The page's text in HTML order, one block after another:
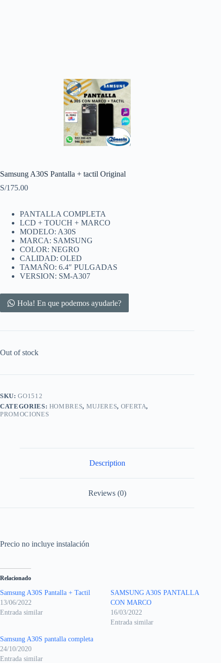
Samsung A30S Pantalla + tactil Original
S/175.00
PANTALLA COMPLETA
LCD + TOUCH + MARCO
MODELO: A30S
MARCA: SAMSUNG
COLOR: NEGRO
CALIDAD: OLED
TAMAÑO: 6.4″ PULGADAS
VERSION: SM-A307
Hola! En que podemos ayudarle?
Out of stock
SKU:GO1512
CATEGORIES: HOMBRES, MUJERES, OFERTA,
PROMOCIONES
Description
Reviews (0)
Precio no incluye instalación
Relacionado
Samsung A30S Pantalla + Tactil
13/06/2022
Entrada similar
SAMSUNG A30S PANTALLA
CON MARCO
16/03/2022
Entrada similar
Samsung A30S pantalla completa
24/10/2020
Entrada similar